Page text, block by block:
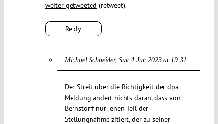
Reply
weiter getweeted (retweet).
Michael Schneider Sun 4 Jun 2023 at 19:31
Der Streit über die Richtigkeit der dpa-
Meldung ändert nichts daran, dass von
Bernstorff nur jenen Teil der
Stellungnahme zitiert, der zu seiner